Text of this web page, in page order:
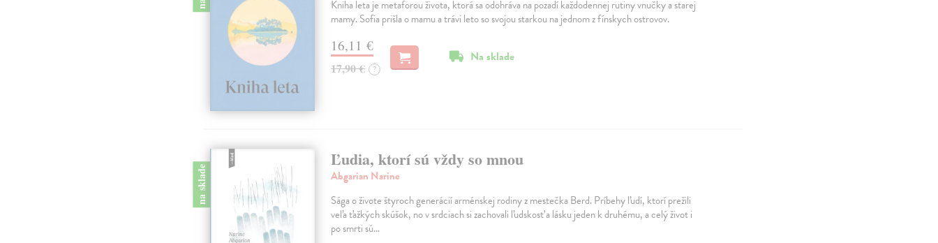
Kniha leta je metaforou života, ktorá sa odohráva na pozadí každodennej rutiny vnučky a starej
mamy. Sofia prišla o mamu a trávi leto so svojou starkou na jednom z fínskych ostrovov.
16,11 €
17,90 € ?
Na sklade
na sklade
Ľudia, ktorí sú vždy so mnou
Abgarian Narine
Sága o živote štyroch generácií arménskej rodiny z mestečka Berd. Príbehy ľudí, ktorí prežili
veľa ťažkých skúšok, no v srdciach si zachovali ľudskosť a lásku jeden k druhému, a celý život i
po smrti sú…